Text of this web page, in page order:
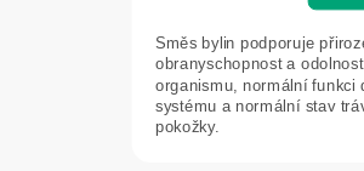
Směs bylin podporuje
obranyschopnost a odolnost
organismu, normální funkci
systému a normální stav
pokožky.